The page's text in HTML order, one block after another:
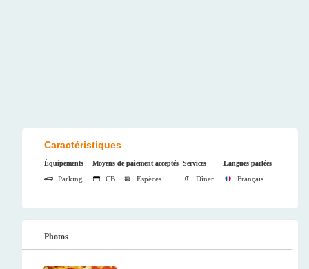
Caractéristiques
Équipements
Parking
Moyens de paiement acceptés
CB Espèces
Services
Dîner
Langues parlées
Français
Photos